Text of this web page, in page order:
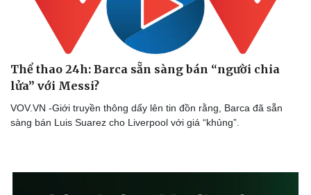
Ăn sạch sống khỏe
Thể thao 24h: Barca sẵn sàng bán “người chia
lửa” với Messi?
VOV.VN -Giới truyền thông dấy lên tin đồn rằng, Barca đã sẵn
sàng bán Luis Suarez cho Liverpool với giá “khủng”.